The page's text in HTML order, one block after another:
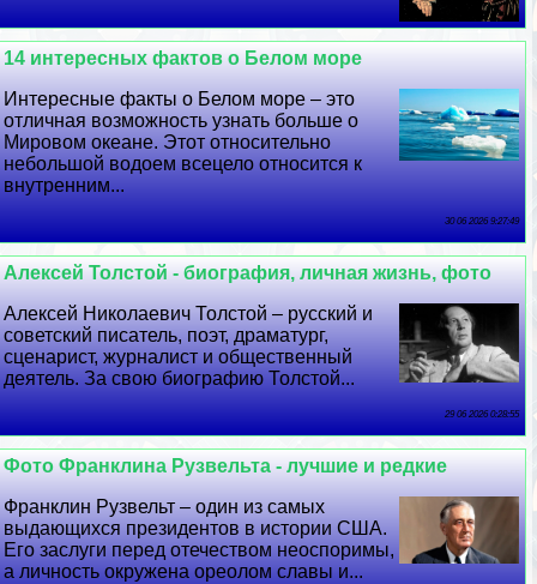
14 интересных фактов о Белом море
Интересные факты о Белом море – это
отличная возможность узнать больше о
Мировом океане. Этот относительно
небольшой водоем всецело относится к
внутренним...
30 06 2026 9:27:49
Алексей Толстой - биография, личная жизнь, фото
Алексей Николаевич Толстой – русский и
советский писатель, поэт, драматург,
сценарист, журналист и общественный
деятель. За свою биографию Толстой...
29 06 2026 0:28:55
Фото Франклина Рузвельта - лучшие и редкие
Франклин Рузвельт – один из самых
выдающихся президентов в истории США.
Его заслуги перед отечеством неоспоримы,
а личность окружена ореолом славы и...